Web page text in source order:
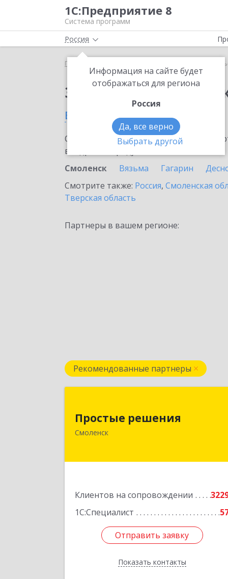
1С:Предприятие 8
Система программ
Россия
Информация на сайте будет
отображаться для региона
Россия
Да, все верно
Выбрать другой
Главная 1С-
Заказать 1С-
в Смоленске
Ознакомьтесь с информационными
внедрение продукта.
Смоленск
Вязьма Гагарин
Смотрите также: Россия, Смоленская
Тверская область
Партнеры в вашем регионе:
Рекомендованные партнеры
Простые решения
Смоленск
Клиентов на сопровождении
1С:Специалист
Отправить заявку
Показать контакты
214015, Смоленская обл, Смоленск г,
Большая Краснофлотская ул, дом №
Отправить заявку
Назад